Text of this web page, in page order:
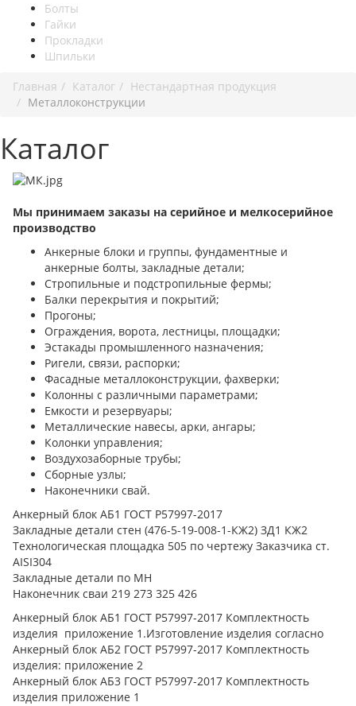
Болты
Гайки
Прокладки
Шпильки
Главная
Каталог
Нестандартная продукция
Металлоконструкции
Каталог
Мы принимаем заказы на серийное и мелкосерийное
производство
Анкерные блоки и группы, фундаментные и
анкерные болты, закладные детали;
Стропильные и подстропильные фермы;
Балки перекрытия и покрытий;
Прогоны;
Ограждения, ворота, лестницы, площадки;
Эстакады промышленного назначения;
Ригели, связи, распорки;
Фасадные металлоконструкции, фахверки;
Колонны с различными параметрами;
Емкости и резервуары;
Металлические навесы, арки, ангары;
Колонки управления;
Воздухозаборные трубы;
Сборные узлы;
Наконечники свай.
Анкерный блок АБ1 ГОСТ Р57997-2017
Закладные детали стен (476-5-19-008-1-КЖ2) ЗД1 КЖ2
Технологическая площадка 505 по чертежу Заказчика ст.
AISI304
Закладные детали по МН
Наконечник сваи 219 273 325 426
Анкерный блок АБ1 ГОСТ Р57997-2017 Комплектность
изделия приложение 1.Изготовление изделия согласно
Анкерный блок АБ2 ГОСТ Р57997-2017 Комплектность
изделия: приложение 2
Анкерный блок АБ3 ГОСТ Р57997-2017 Комплектность
изделия приложение 1